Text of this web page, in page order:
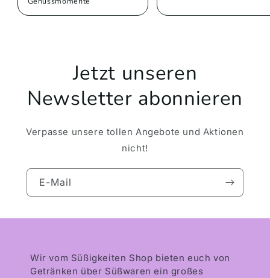
Jetzt unseren
Newsletter abonnieren
Verpasse unsere tollen Angebote und Aktionen
nicht!
E-Mail
Wir vom Süßigkeiten Shop bieten euch von
Getränken über Süßwaren ein großes